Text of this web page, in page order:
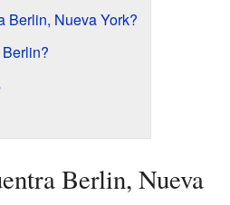
Berlin, Nueva York?
Berlin, Nueva